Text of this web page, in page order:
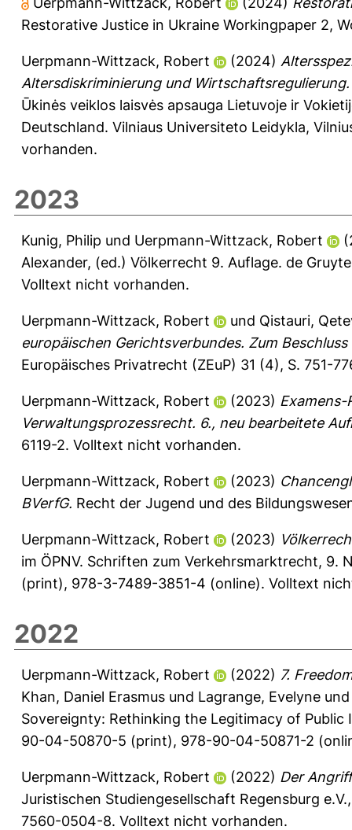
Restorative Justice in Ukraine Workingpaper 2,
Uerpmann-Wittzack, Robert (2024)
Altersdiskriminierung und Wirtschaftsregulierung.
Ūkinės veiklos laisvės apsauga Lietuvoje ir
Deutschland. Vilniaus Universiteto Leidykla,
vorhanden.
2023
Kunig, Philip und Uerpmann-Wittzack, Robert
Alexander, (ed.) Völkerrecht 9. Auflage. de
Volltext nicht vorhanden.
Uerpmann-Wittzack, Robert und Qistauri,
europäischen Gerichtsverbundes. Zum
Europäisches Privatrecht (ZEuP) 31 (4), S. 751-
Uerpmann-Wittzack, Robert (2023)
Verwaltungsprozessrecht. 6., neu bearbeitete
6119-2. Volltext nicht vorhanden.
Uerpmann-Wittzack, Robert (2023)
BVerfG. Recht der Jugend und des
Uerpmann-Wittzack, Robert (2023)
im ÖPNV. Schriften zum Verkehrsmarktrecht, 9.
(print), 978-3-7489-3851-4 (online). Volltext
2022
Uerpmann-Wittzack, Robert (2022) 7.
Khan, Daniel Erasmus und Lagrange, Evelyne
Sovereignty: Rethinking the Legitimacy of Public
90-04-50870-5 (print), 978-90-04-50871-2
Uerpmann-Wittzack, Robert (2022) Der
Juristischen Studiengesellschaft Regensburg e.V.
7560-0504-8. Volltext nicht vorhanden.